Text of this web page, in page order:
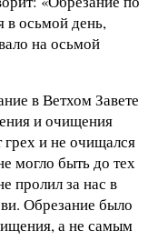
в осьмой день,
на осьмой
в Ветхом Завете
и очищения
грех и не очищался
могло быть до тех
пролил за нас в
Обрезание было
а не самым